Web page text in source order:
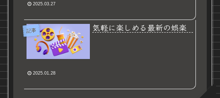
2025.03.27
記事 気軽に楽しめる最新の娯楽
2025.01.28